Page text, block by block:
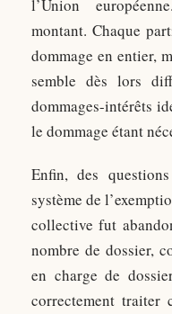
l’Union
montant. Chaque
dommage en entier,
semble dès lors
dommages-intérêts
le dommage étant
Enfin, des
système de
collective fut
nombre de dossier,
en charge de
correctement traiter